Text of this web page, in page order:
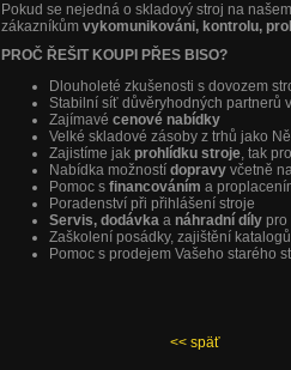
Pokud se nejedná o skladový stroj na
zákazníkům vykomunikováni, kontrolu,
PROČ ŘEŠIT KOUPI PŘES BISO?
Dlouholeté zkušenosti s dovozem
Stabilní síť důvěryhodných partnerů
Zajímavé cenové nabídky
Velké skladové zásoby z trhů jako
Zajistíme jak prohlídku stroje, tak
Nabídka možností dopravy včetně
Pomoc s financováním a
Poradenství při přihlášení stroje
Servis, dodávka a náhradní díly pro
Zaškolení posádky, zajištění
Pomoc s prodejem Vašeho starého
<< späť